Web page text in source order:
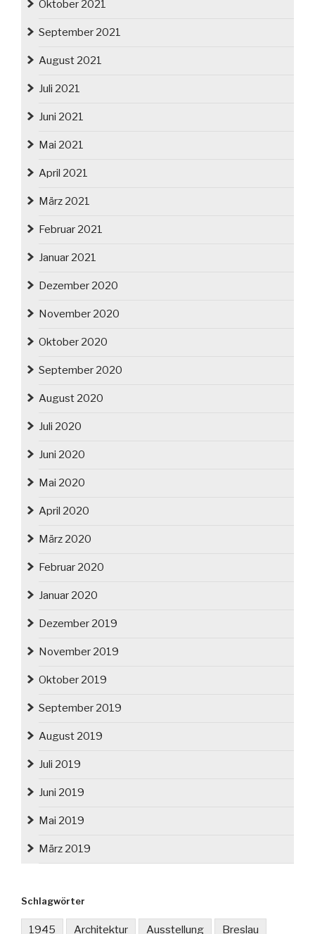
Oktober 2021
September 2021
August 2021
Juli 2021
Juni 2021
Mai 2021
April 2021
März 2021
Februar 2021
Januar 2021
Dezember 2020
November 2020
Oktober 2020
September 2020
August 2020
Juli 2020
Juni 2020
Mai 2020
April 2020
März 2020
Februar 2020
Januar 2020
Dezember 2019
November 2019
Oktober 2019
September 2019
August 2019
Juli 2019
Juni 2019
Mai 2019
März 2019
Schlagwörter
1945 Architektur Ausstellung Breslau